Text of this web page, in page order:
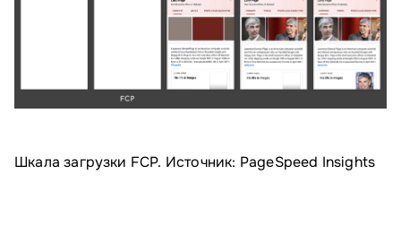
Шкала загрузки FCP. Источник: PageSpeed Insights